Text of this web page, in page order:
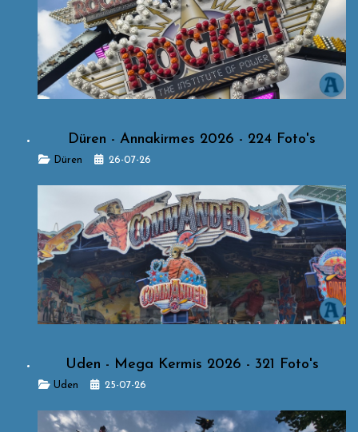
Düren - Annakirmes 2026 - 224 Foto's
Details
Düren 26-07-26
Uden - Mega Kermis 2026 - 321 Foto's
Details
Uden 25-07-26